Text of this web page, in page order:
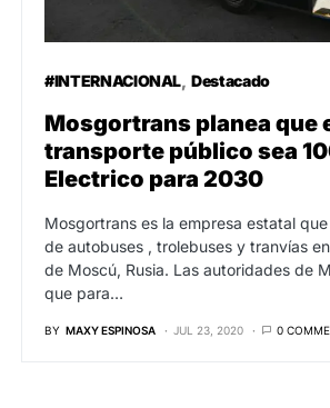
#INTERNACIONAL Destacado
Mosgortrans planea que
transporte público sea
Electrico para 2030
Mosgortrans es la empresa estatal
de autobuses , trolebuses y tranvías
de Moscú, Rusia. Las autoridades de
que para…
BY MAXY ESPINOSA JUL 23, 2020 0